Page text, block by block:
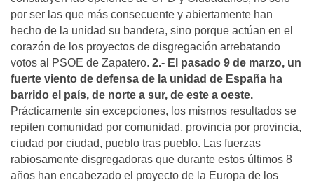
por ser las que más consecuente y abiertamente han
hecho de la unidad su bandera, sino porque actúan en el
corazón de los proyectos de disgregación arrebatando
votos al PSOE de Zapatero. 2.- El pasado 9 de marzo, un
fuerte viento de defensa de la unidad de España ha
barrido el país, de norte a sur, de este a oeste.
Prácticamente sin excepciones, los mismos resultados se
repiten comunidad por comunidad, provincia por provincia,
ciudad por ciudad, pueblo tras pueblo. Las fuerzas
rabiosamente disgregadoras que durante estos últimos 8
años han encabezado el proyecto de la Europa de los